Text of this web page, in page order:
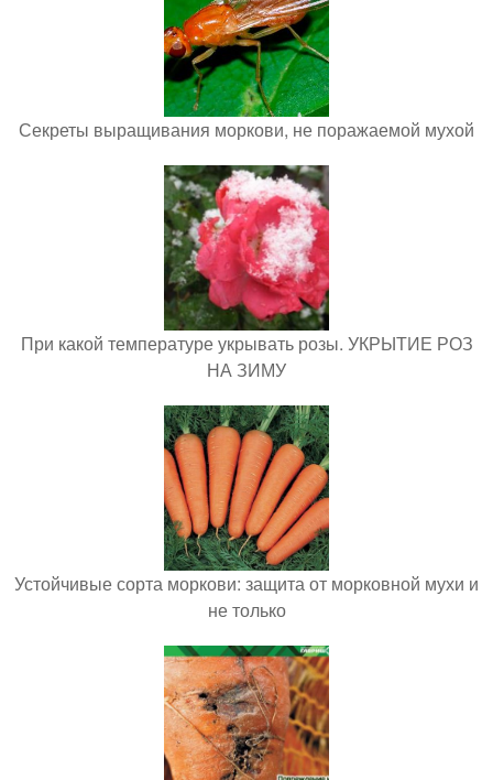
Секреты выращивания моркови, не поражаемой мухой
При какой температуре укрывать розы. УКРЫТИЕ РОЗ
НА ЗИМУ
Устойчивые сорта моркови: защита от морковной мухи и
не только